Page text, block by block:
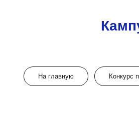
На главную Конкурс